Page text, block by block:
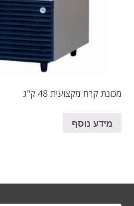
מכונת קרח מקצועית 48 ק"ג
מידע נוסף